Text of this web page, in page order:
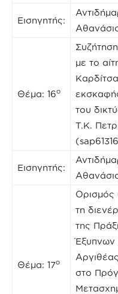
Εισηγητής:
Θέμα: 16ο
με το
του
Τ.Κ.
Εισηγητής:
Θέμα: 17ο
Ορισμός
τη
της
στο